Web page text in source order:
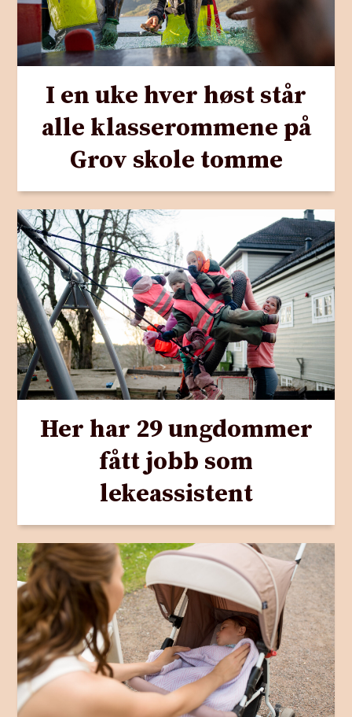
forhandlinger sammenlignet med andre
grupper.
I en uke hver høst står
alle klasserommene på
Grov skole tomme
Her har 29 ungdommer
fått jobb som
lekeassistent